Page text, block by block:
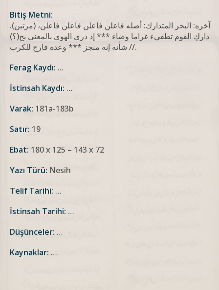
Bitiş Metni:
آخره: البحر المتدارك: أصله فاعلن فاعلن فاعلن فاعلن، (مرتين).
داركِ القوم تطفيء غراما وضاء *** إذ دري الهوى بالمعنی بح(؟)
// شأنه إنه منجز *** وعده فارج للكرب.
Ferag Kaydı: ...
İstinsah Kaydı: …
Varak: 181a-183b
Satır: 19
Ebat: 180 x 125 – 143 x 72
Yazı Türü: Nesih
Telif Tarihi: …
İstinsah Tarihi: …
Düşünceler: …
Kaynaklar: …